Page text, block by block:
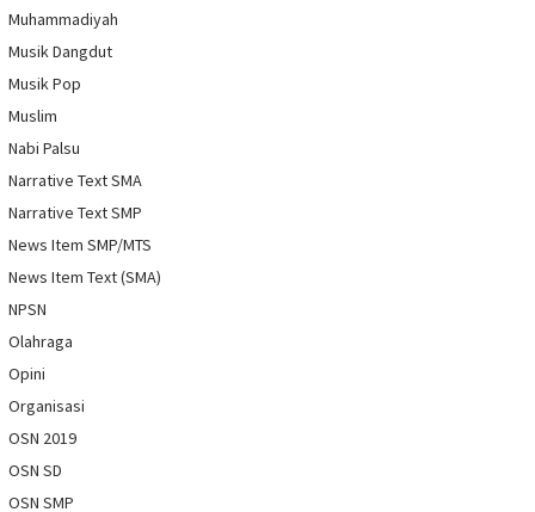
Muhammadiyah
Musik Dangdut
Musik Pop
Muslim
Nabi Palsu
Narrative Text SMA
Narrative Text SMP
News Item SMP/MTS
News Item Text (SMA)
NPSN
Olahraga
Opini
Organisasi
OSN 2019
OSN SD
OSN SMP